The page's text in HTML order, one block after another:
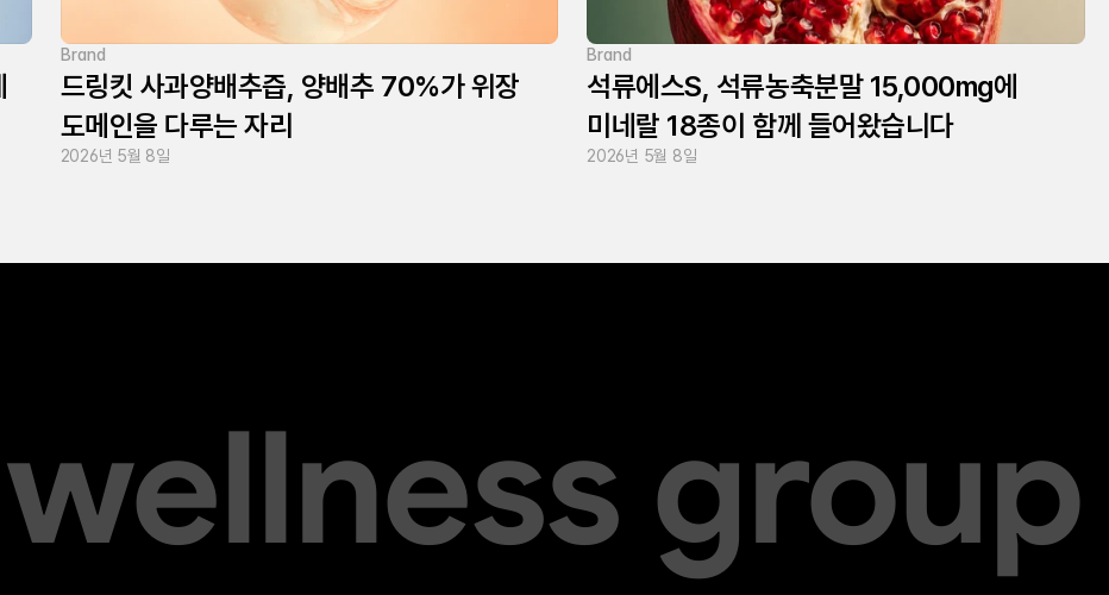
Brand
드링킷 사과양배추즙, 양배추 70%가 위장
도메인을 다루는 자리
2026년 5월 8일
Brand
석류에스S, 석류농축분말 15,000mg에
미네랄 18종이 함께 들어왔습니다
2026년 5월 8일
group